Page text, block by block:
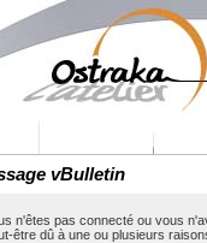
vBulletin
n'êtes pas connecté ou vous
être dû à une ou plusieurs